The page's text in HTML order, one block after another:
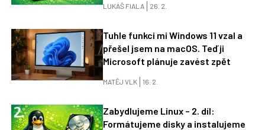
LUKÁŠ FIALA 26. 2.
Tuhle funkci mi Windows 11 vzal a
přešel jsem na macOS. Teď ji
Microsoft plánuje zavést zpět
MATĚJ VLK 16. 2.
Zabydlujeme Linux – 2. díl:
Formátujeme disky a instalujeme